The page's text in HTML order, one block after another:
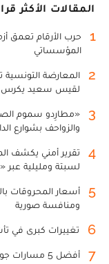
المقالات الأكثر
1
حرب الأرقام تعمق
المؤسساتي
2
المعارضة التونسية
لقيس سعيد يكرس
3
«مطارِدو سموم
والزواحف بشوارع
4
تقرير أمني يكشف
لسبتة ومليلية عبر
5
أسعار المحروقات
ومنافسة صورية
6 تغييرات كبرى في
7 أفضل 5 مسارات جوية بإفريقيا وأكثرها ازدحاما